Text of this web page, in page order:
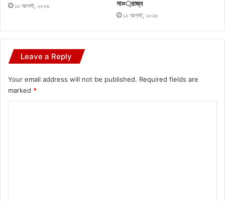
১০ আগস্ট, ২০২৬
সা¤্রাজ্য
১০ আগস্ট, ২০২৬
Leave a Reply
Your email address will not be published. Required fields are
marked *